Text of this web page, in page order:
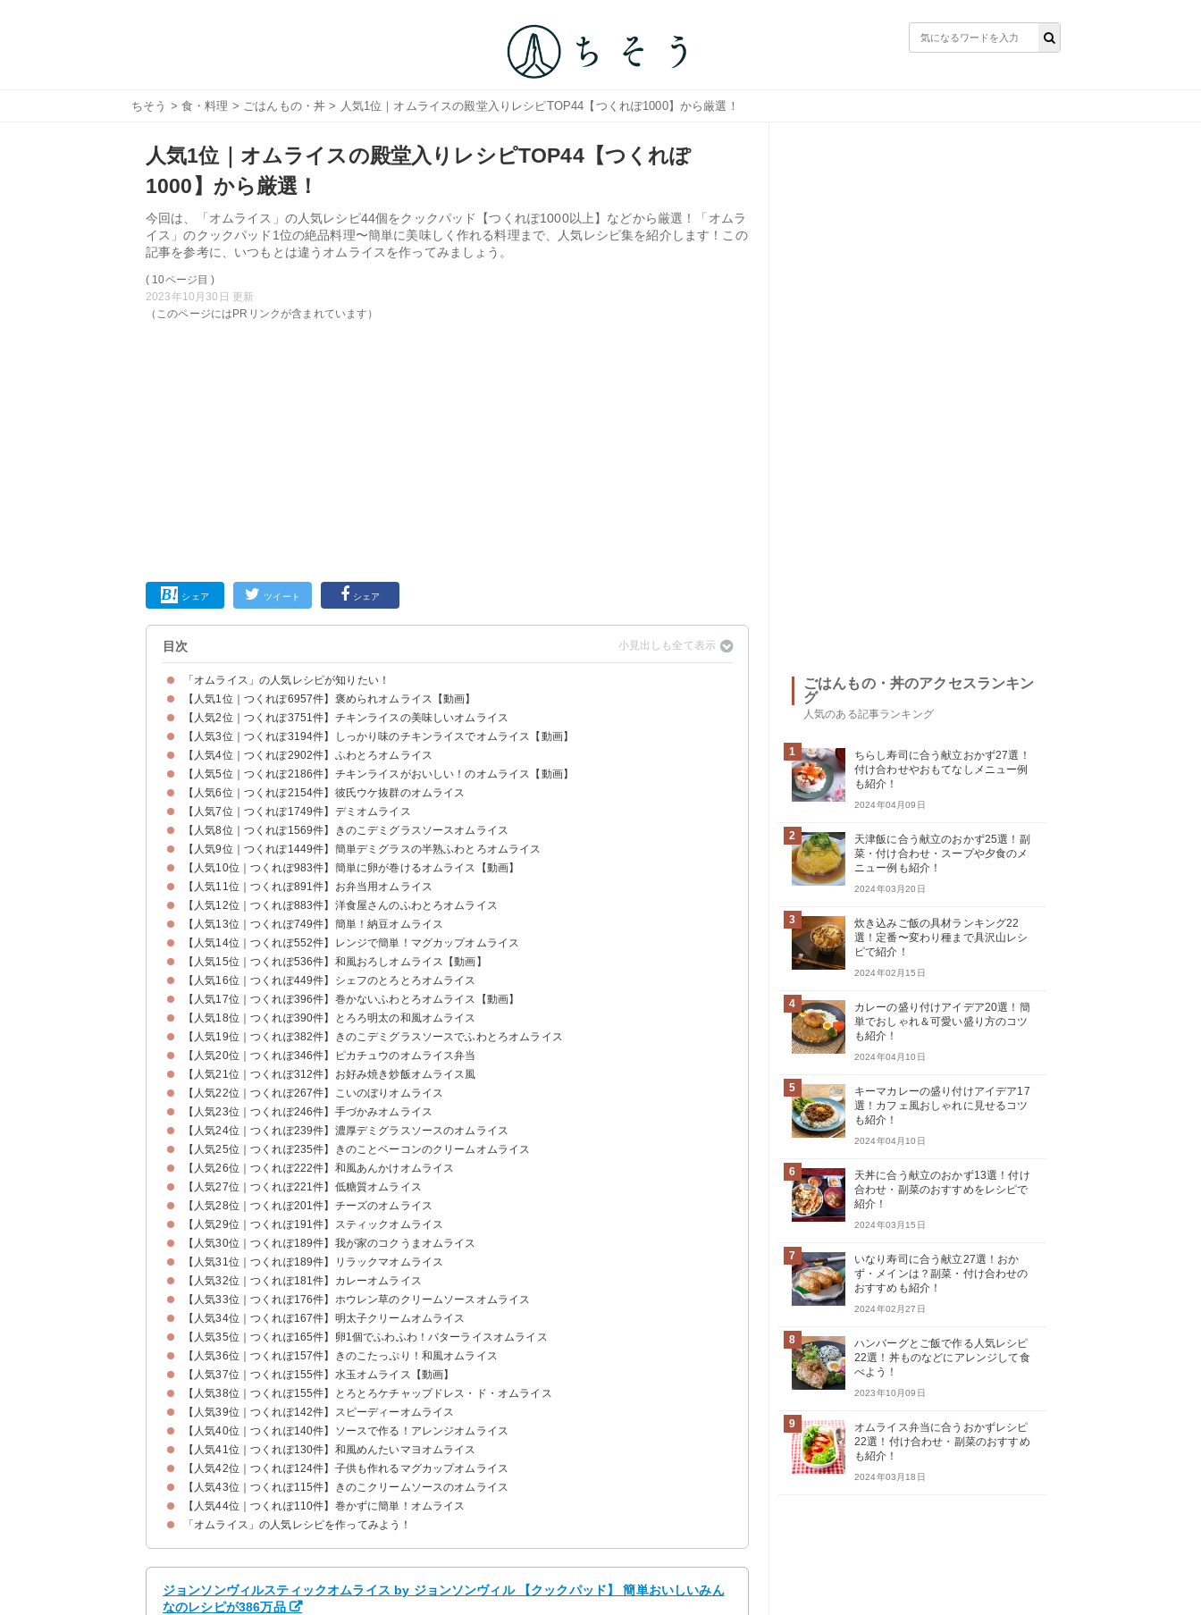
ちそう > 食・料理 > ごはんもの・丼 > 人気1位｜オムライスの殿堂入りレシピTOP44【つくれぽ1000】から厳選！
人気1位｜オムライスの殿堂入りレシピTOP44【つくれぽ
1000】から厳選！
今回は、「オムライス」の人気レシピ44個をクックパッド【つくれぽ1000以上】などから厳選！「オムラ
イス」のクックパッド1位の絶品料理〜簡単に美味しく作れる料理まで、人気レシピ集を紹介します！この
記事を参考に、いつもとは違うオムライスを作ってみましょう。
( 10ページ目 )
2023年10月30日 更新
（このページにはPRリンクが含まれています）
シェア ツイート シェア
目次
「オムライス」の人気レシピが知りたい！
【人気1位｜つくれぽ6957件】褒められオムライス【動画】
【人気2位｜つくれぽ3751件】チキンライスの美味しいオムライス
【人気3位｜つくれぽ3194件】しっかり味のチキンライスでオムライス【動画】
【人気4位｜つくれぽ2902件】ふわとろオムライス
【人気5位｜つくれぽ2186件】チキンライスがおいしい！のオムライス【動画】
【人気6位｜つくれぽ2154件】彼氏ウケ抜群のオムライス
【人気7位｜つくれぽ1749件】デミオムライス
【人気8位｜つくれぽ1569件】きのこデミグラスソースオムライス
【人気9位｜つくれぽ1449件】簡単デミグラスの半熟ふわとろオムライス
【人気10位｜つくれぽ983件】簡単に卵が巻けるオムライス【動画】
【人気11位｜つくれぽ891件】お弁当用オムライス
【人気12位｜つくれぽ883件】洋食屋さんのふわとろオムライス
【人気13位｜つくれぽ749件】簡単！納豆オムライス
【人気14位｜つくれぽ552件】レンジで簡単！マグカップオムライス
【人気15位｜つくれぽ536件】和風おろしオムライス【動画】
【人気16位｜つくれぽ449件】シェフのとろとろオムライス
【人気17位｜つくれぽ396件】巻かないふわとろオムライス【動画】
【人気18位｜つくれぽ390件】とろろ明太の和風オムライス
【人気19位｜つくれぽ382件】きのこデミグラスソースでふわとろオムライス
【人気20位｜つくれぽ346件】ピカチュウのオムライス弁当
【人気21位｜つくれぽ312件】お好み焼き炒飯オムライス風
【人気22位｜つくれぽ267件】こいのぼりオムライス
【人気23位｜つくれぽ246件】手づかみオムライス
【人気24位｜つくれぽ239件】濃厚デミグラスソースのオムライス
【人気25位｜つくれぽ235件】きのことベーコンのクリームオムライス
【人気26位｜つくれぽ222件】和風あんかけオムライス
【人気27位｜つくれぽ221件】低糖質オムライス
【人気28位｜つくれぽ201件】チーズのオムライス
【人気29位｜つくれぽ191件】スティックオムライス
【人気30位｜つくれぽ189件】我が家のコクうまオムライス
【人気31位｜つくれぽ189件】リラックマオムライス
【人気32位｜つくれぽ181件】カレーオムライス
【人気33位｜つくれぽ176件】ホウレン草のクリームソースオムライス
【人気34位｜つくれぽ167件】明太子クリームオムライス
【人気35位｜つくれぽ165件】卵1個でふわふわ！バターライスオムライス
【人気36位｜つくれぽ157件】きのこたっぷり！和風オムライス
【人気37位｜つくれぽ155件】水玉オムライス【動画】
【人気38位｜つくれぽ155件】とろとろケチャップドレス・ド・オムライス
【人気39位｜つくれぽ142件】スピーディーオムライス
【人気40位｜つくれぽ140件】ソースで作る！アレンジオムライス
【人気41位｜つくれぽ130件】和風めんたいマヨオムライス
【人気42位｜つくれぽ124件】子供も作れるマグカップオムライス
【人気43位｜つくれぽ115件】きのこクリームソースのオムライス
【人気44位｜つくれぽ110件】巻かずに簡単！オムライス
「オムライス」の人気レシピを作ってみよう！
ジョンソンヴィルスティックオムライス by ジョンソンヴィル 【クックパッド】 簡単おいしいみん
なのレシピが386万品
ごはんもの・丼のアクセスランキン
グ
人気のある記事ランキング
1
ちらし寿司に合う献立おかず27選！
付け合わせやおもてなしメニュー例
も紹介！
2024年04月09日
2
天津飯に合う献立のおかず25選！副
菜・付け合わせ・スープや夕食のメ
ニュー例も紹介！
2024年03月20日
3
炊き込みご飯の具材ランキング22
選！定番〜変わり種まで具沢山レシ
ピで紹介！
2024年02月15日
4
カレーの盛り付けアイデア20選！簡
単でおしゃれ＆可愛い盛り方のコツ
も紹介！
2024年04月10日
5
キーマカレーの盛り付けアイデア17
選！カフェ風おしゃれに見せるコツ
も紹介！
2024年04月10日
6
天丼に合う献立のおかず13選！付け
合わせ・副菜のおすすめをレシピで
紹介！
2024年03月15日
7
いなり寿司に合う献立27選！おか
ず・メインは？副菜・付け合わせの
おすすめも紹介！
2024年02月27日
8
ハンバーグとご飯で作る人気レシピ
22選！丼ものなどにアレンジして食
べよう！
2023年10月09日
9
オムライス弁当に合うおかずレシピ
22選！付け合わせ・副菜のおすすめ
も紹介！
2024年03月18日